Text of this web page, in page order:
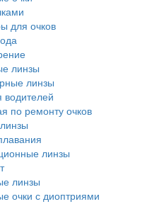
для очков
линзы
линзы
водителей
по ремонту очков
линзы
линзы
очки с диоптриями